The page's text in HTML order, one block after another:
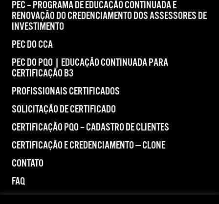
PEC – PROGRAMA DE EDUCAÇÃO CONTINUADA E
RENOVAÇÃO DO CREDENCIAMENTO DOS ASSESSORES DE
INVESTIMENTO
PEC DO CCA
PEC DO PQO | EDUCAÇÃO CONTINUADA PARA
CERTIFICAÇÃO B3
PROFISSIONAIS CERTIFICADOS
SOLICITAÇÃO DE CERTIFICADO
CERTIFICAÇÃO PQO – CADASTRO DE CLIENTES
CERTIFICAÇÃO E CREDENCIAMENTO — CLONE
CONTATO
FAQ